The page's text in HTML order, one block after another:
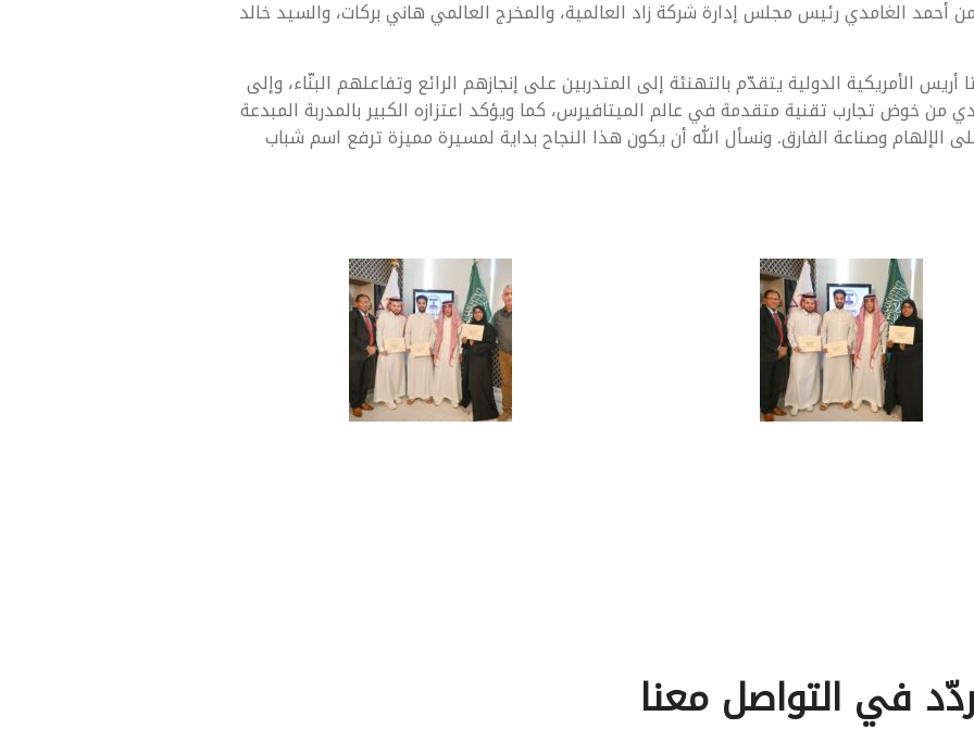
أحمد الغامدي رئيس مجلس إدارة شركة زاد العالمية، والمخرج العالمي هاني بركات، والسيد خالد
أريس الأمريكية الدولية يتقدّم بالتهنئة إلى المتدربين على إنجازهم الرائع وتفاعلهم البنّاء، وإلى
خوض تجارب تقنية متقدمة في عالم الميتافيرس، كما ويؤكد اعتزازه الكبير بالمدربة المبدعة
الإلهام وصناعة الفارق. ونسأل الله أن يكون هذا النجاح بداية لمسيرة مميزة ترفع اسم شباب
في التواصل معنا